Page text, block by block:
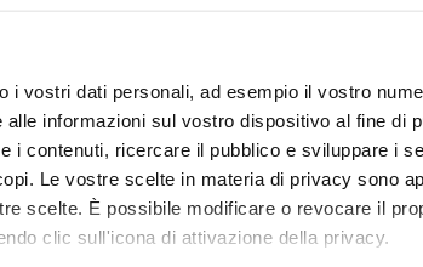
i vostri dati personali, ad esempio il vostro
informazioni sul vostro dispositivo al fine di
i contenuti, ricercare il pubblico e sviluppare i
Le vostre scelte in materia di privacy sono
scelte. È possibile modificare o revocare il
clic sull'icona di attivazione della privacy.